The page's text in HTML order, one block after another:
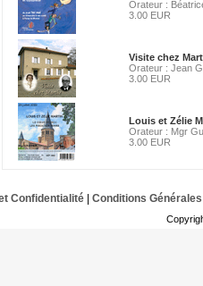
Orateur :
3.00 EUR
Visite chez
Orateur : Jean
3.00 EUR
Louis et Zélie
Orateur : Mgr
3.00 EUR
Confidentialité| Conditions Générales